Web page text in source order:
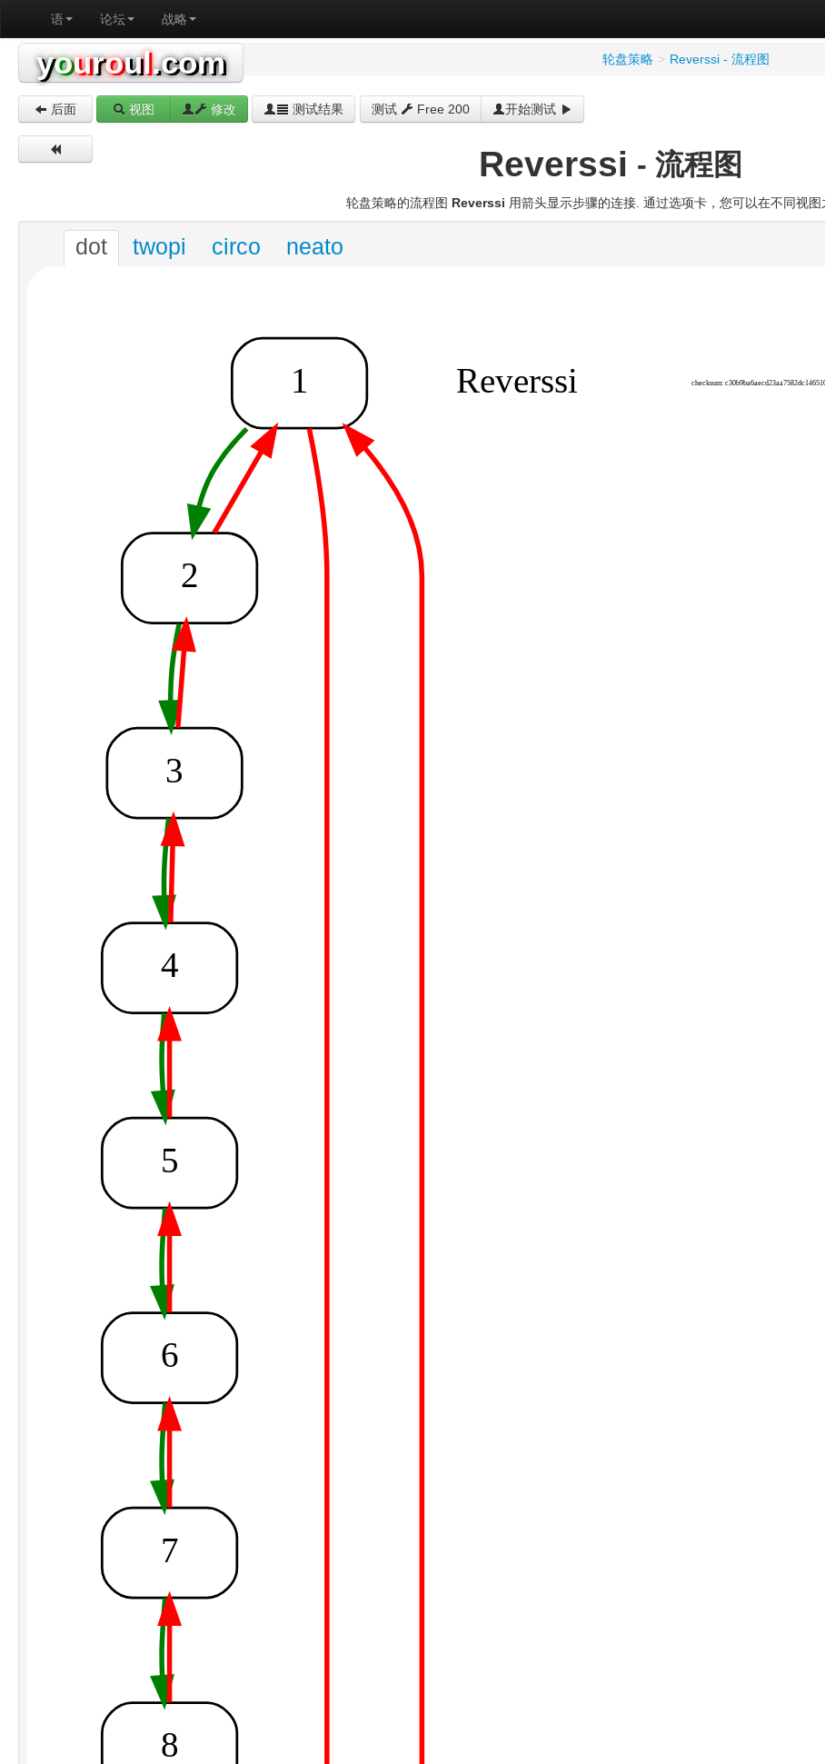
语 论坛 战略
youroul.com 轮盘策略 > Reverssi - 流程图
后面 视图 修改 测试结果 测试 Free 200 开始测试
Reverssi - 流程图
轮盘策略的流程图 Reverssi 用箭头显示步骤的连接. 通过选项卡，您可以在不同视图
dot twopi circo neato